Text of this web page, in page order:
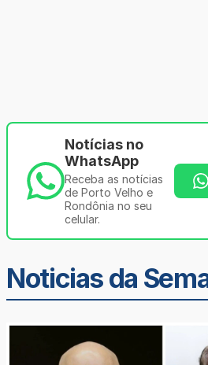
Notícias no
WhatsApp
Receba as notícias
de Porto Velho e
Rondônia no seu
celular.
Noticias da